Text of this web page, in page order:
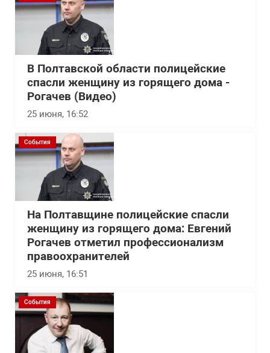
В Полтавской области полицейские
спасли женщину из горящего дома -
Рогачев (Видео)
25 июня, 16:52
События
На Полтавщине полицейские спасли
женщину из горящего дома: Евгений
Рогачев отметил профессионализм
правоохранителей
25 июня, 16:51
События